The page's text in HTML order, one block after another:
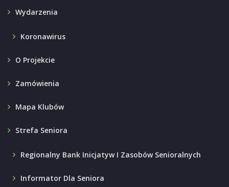
Wydarzenia
Koronawirus
O Projekcie
Zamówienia
Mapa Klubów
Strefa Seniora
Regionalny Bank Inicjatyw I Zasobów Senioralnych
Informator Dla Seniora